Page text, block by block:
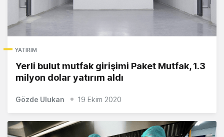
YATIRIM
Yerli bulut mutfak girişimi Paket Mutfak, 1.3
milyon dolar yatırım aldı
Gözde Ulukan 19 Ekim 2020